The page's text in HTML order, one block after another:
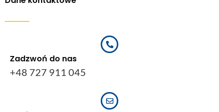
Zadzwoń do nas
+48 727 911 045